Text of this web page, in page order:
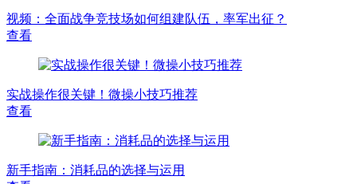
视频：全面战争竞技场如何组建队伍，率军出征？
查看
实战操作很关键！微操小技巧推荐
查看
新手指南：消耗品的选择与运用